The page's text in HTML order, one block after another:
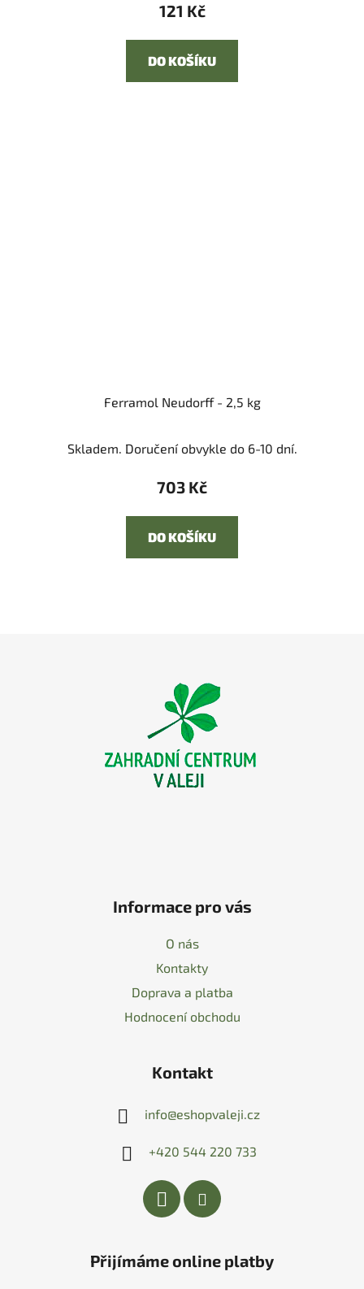
121 Kč
DO KOŠÍKU
Ferramol Neudorff - 2,5 kg
Skladem. Doručení obvykle do 6-10 dní.
703 Kč
DO KOŠÍKU
Informace pro vás
O nás
Kontakty
Doprava a platba
Hodnocení obchodu
Kontakt
info@eshopvaleji.cz
+420 544 220 733
Přijímáme online platby